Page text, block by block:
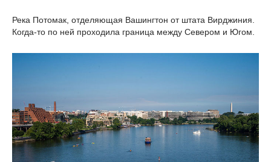
Река Потомак, отделяющая Вашингтон от штата Вирджиния.
Когда-то по ней проходила граница между Севером и Югом.